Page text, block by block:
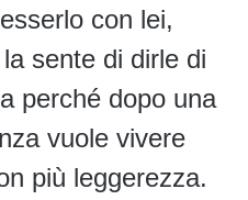
con lei,
sente di dirle di
perché dopo una
vuole vivere
più leggerezza.